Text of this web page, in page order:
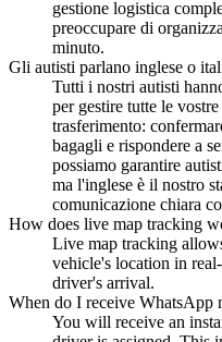
gestione logistica
preoccupare di
minuto.
Gli autisti parlano inglese o
Tutti i nostri autisti
per gestire tutte le
trasferimento:
bagagli e rispondere a
possiamo garantire
ma l'inglese è il nostro
comunicazione chiara
How does live map tracking
Live map tracking
vehicle's location in
driver's arrival.
When do I receive WhatsApp
You will receive an